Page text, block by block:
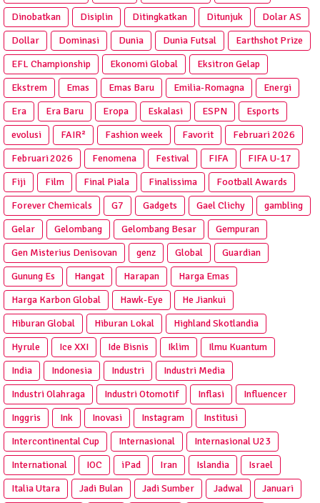
Dinobatkan
Disiplin Ditingkatkan Ditunjuk
Dolar AS
Dollar
Dominasi Dunia Dunia Futsal
Earthshot Prize
EFL Championship
Ekonomi Global
Eksitron Gelap
Ekstrem
Emas Emas Baru Emilia-Romagna
Energi
Era
Era Baru Eropa Eskalasi ESPN
Esports
evolusi
FAIR² Fashion week Favorit
Februari 2026
Februari 2026
Fenomena Festival FIFA
FIFA U-17
Fiji
Film Final Piala Finalissima
Football Awards
Forever Chemicals
G7 Gadgets Gael Clichy
gambling
Gelar
Gelombang Gelombang Besar
Gempuran
Gen Misterius Denisovan
genz Global
Guardian
Gunung Es
Hangat Harapan
Harga Emas
Harga Karbon Global
Hawk-Eye
He Jiankui
Hiburan Global
Hiburan Lokal
Highland Skotlandia
Hyrule
Ice XXI Ide Bisnis Iklim
Ilmu Kuantum
India
Indonesia Industri
Industri Media
Industri Olahraga
Industri Otomotif Inflasi
Influencer
Inggris
Ink Inovasi Instagram
Institusi
Intercontinental Cup
Internasional
Internasional U23
International
IOC iPad Iran Islandia
Israel
Italia Utara
Jadi Bulan Jadi Sumber Jadwal
Januari